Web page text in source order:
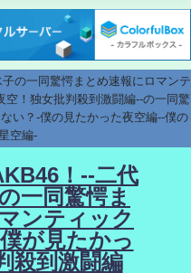
の一同驚愕まとめ速報にロマンテ
空！独女批判殺到激闘編--の一同驚
い？-僕の見たかった夜空編--僕の
空編-
！--二代
一同驚愕ま
ンティック
が見たかっ
殺到激闘編